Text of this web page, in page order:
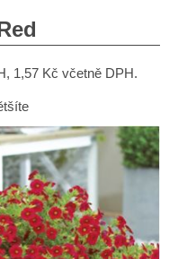
1,57 Kč včetně DPH.